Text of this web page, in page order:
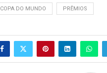
COPA DO MUNDO PRÊMIOS